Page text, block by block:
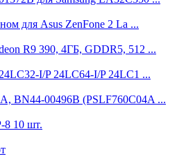
для Asus ZenFone 2 La ...
R9 390, 4ГБ, GDDR5, 512 ...
I/P 24LC64-I/P 24LC1 ...
BN44-00496B (PSLF760C04A ...
8 10 шт.